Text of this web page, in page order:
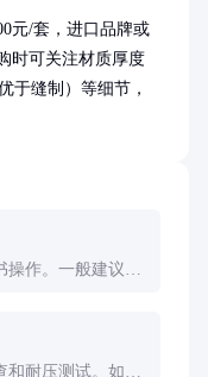
元/套，进口品牌或
时可关注材质厚度
于缝制）等细节，
操作。一般建议手
和耐压测试。如发